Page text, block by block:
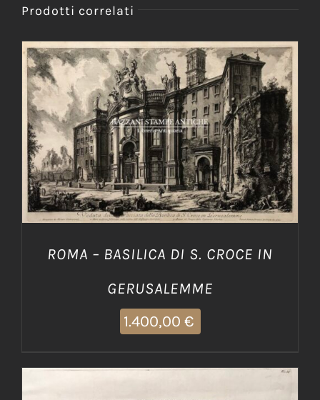
Prodotti correlati
AGGIUNGI AL CARRELLO / DETTAGLI
ROMA – BASILICA DI S. CROCE IN
GERUSALEMME
1.400,00 €